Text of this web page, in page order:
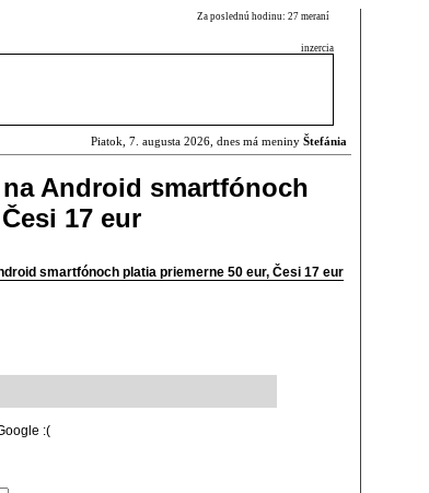
Za poslednú hodinu: 27 meraní
inzercia
Piatok, 7. augusta 2026, dnes má meniny Štefánia
Android smartfónoch
17 eur
smartfónoch platia priemerne 50 eur, Česi 17 eur
:(